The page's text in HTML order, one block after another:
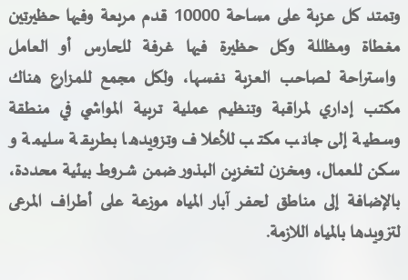
وتمتد كل عزبة على مساحة 10000 قدم مربعة وفيها حظيرتين
مغطاة ومظللة وكل حظيرة فيها غرفة للحارس أو العامل
واستراحة لصاحب العزبة نفسها، ولكل مجمع للمزارع هناك
مكتب إداري لمراقبة وتنظيم عملية تربية المواشي في منطقة
وسطية إلى جانب مكتب للأعلاف وتزويدها بطريقة سليمة و
سكن للعمال، ومخزن لتخزين البذور ضمن شروط بيئية محددة،
بالإضافة إلى مناطق لحفر آبار المياه موزعة على أطراف المرعى
لتزويدها بالمياه اللازمة.